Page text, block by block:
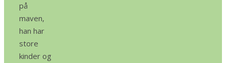
på
maven,
han har
store
kinder og